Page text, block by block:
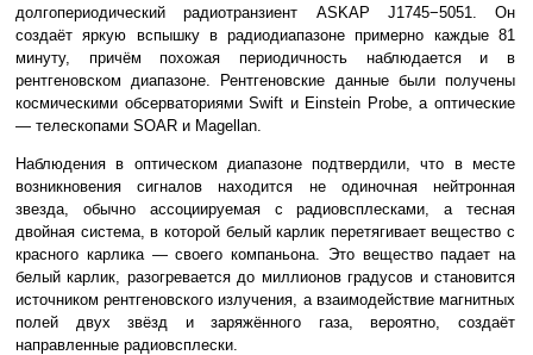
долгопериодический радиотранзиент ASKAP J1745−5051. Он
создаёт яркую вспышку в радиодиапазоне примерно каждые 81
минуту, причём похожая периодичность наблюдается и в
рентгеновском диапазоне. Рентгеновские данные были получены
космическими обсерваториями Swift и Einstein Probe, а оптические
— телескопами SOAR и Magellan.
Наблюдения в оптическом диапазоне подтвердили, что в месте
возникновения сигналов находится не одиночная нейтронная
звезда, обычно ассоциируемая с радиовсплесками, а тесная
двойная система, в которой белый карлик перетягивает вещество с
красного карлика — своего компаньона. Это вещество падает на
белый карлик, разогревается до миллионов градусов и становится
источником рентгеновского излучения, а взаимодействие магнитных
полей двух звёзд и заряжённого газа, вероятно, создаёт
направленные радиовсплески.